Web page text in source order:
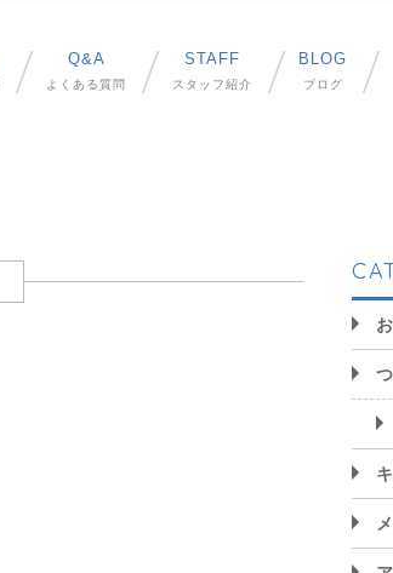
Q&A
よくある質問
STAFF
スタッフ紹介
BLOG
ブログ